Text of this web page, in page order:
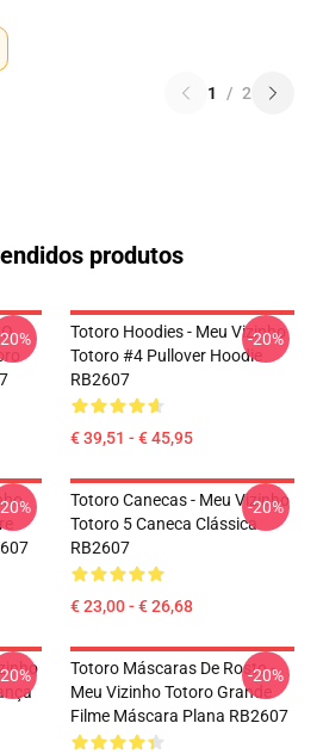
1 / 2
produtos
Totoro Hoodies - Meu Vizinho
Totoro #4 Pullover Hoodie
RB2607
€ 39,51 - € 45,95
-20%
Totoro Canecas - Meu Vizinho
Totoro 5 Caneca Clássica
RB2607
€ 23,00 - € 26,68
-20%
Totoro Máscaras De Rosto -
Meu Vizinho Totoro Grande
Filme Máscara Plana RB2607
-20%